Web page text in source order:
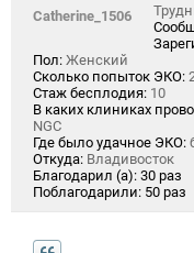
Catherine_1506
Пол: Женский
Сколько попыток ЭКО:
Стаж бесплодия: 10
В каких клиниках
NGC
Где было удачное ЭКО:
Откуда: Владивосток
Благодарил (а): 30 раз
Поблагодарили: 50 раз